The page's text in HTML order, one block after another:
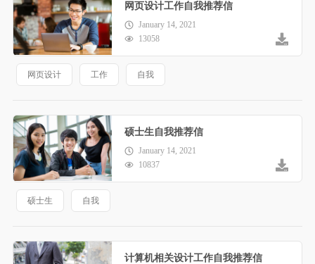
网页设计工作自我推荐信
January 14, 2021
13058
网页设计 工作 自我
硕士生自我推荐信
January 14, 2021
10837
硕士生 自我
计算机相关设计工作自我推荐信